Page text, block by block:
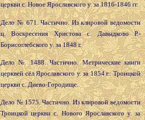
церкви с. Новое Ярославского у. за 1816-1846 гг.
Дело № 671. Частично. Из клировой ведомости
ц. Воскресения Христова с. Давыдково Р.-
Борисоглебского у. за 1848 г.
Дело № 1488. Частично. Метрические книги
церквей сёл Ярославского у. за 1854 г.: Троицкой
церкви с. Диево-Городище.
Дело № 1575. Частично. Из клировой ведомости
Троицкой церкви с. Нового Ярославского у. за